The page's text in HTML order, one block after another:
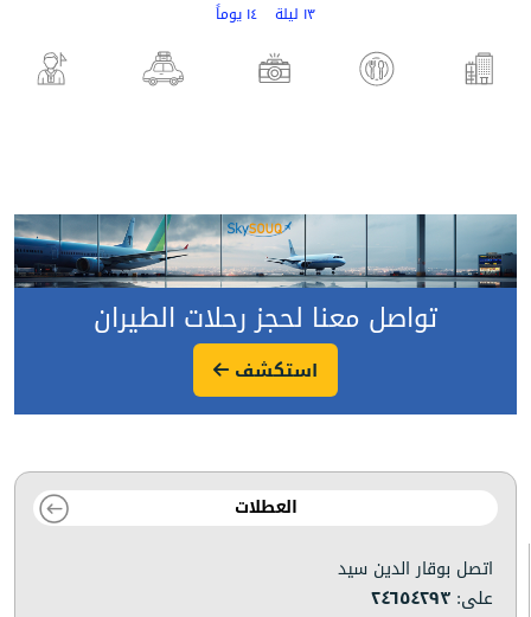
١٣ ليلة ١٤ يوماً
تواصل معنا لحجز رحلات الطيران
استكشف
العطلات
اتصل بوقار الدين سيد
على: ٢٤٦٥٤٢٩٣